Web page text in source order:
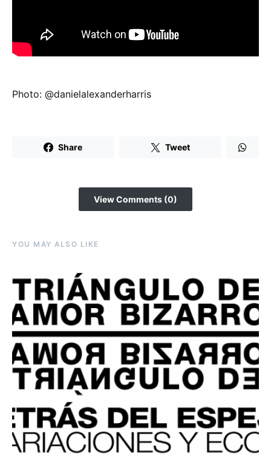
Photo: @danielalexanderharris
Share Tweet
View Comments (0)
YOU MAY ALSO LIKE